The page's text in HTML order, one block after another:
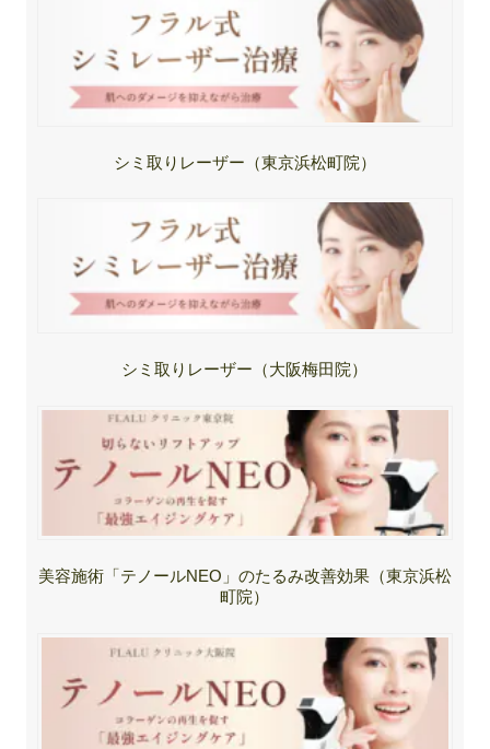
シミ取りレーザー（東京浜松町院）
シミ取りレーザー（大阪梅田院）
美容施術「テノールNEO」のたるみ改善効果（東京浜松
町院）